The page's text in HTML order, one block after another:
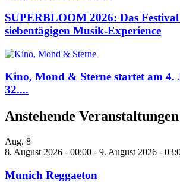
SUPERBLOOM 2026: Das
siebentägigen Musik-Experience
Kino, Mond & Sterne startet am 4.
32....
Anstehende Veranstaltungen
Aug. 8
8. August 2026 - 00:00 - 9. August 2026 -
Munich Reggaeton